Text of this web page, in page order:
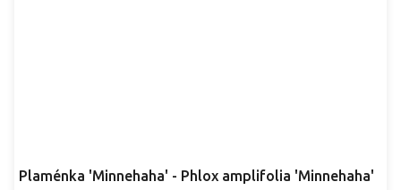
Plaménka 'Minnehaha' - Phlox amplifolia 'Minnehaha'